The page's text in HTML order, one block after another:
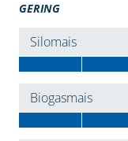
GERING
Silomais
Biogasmais